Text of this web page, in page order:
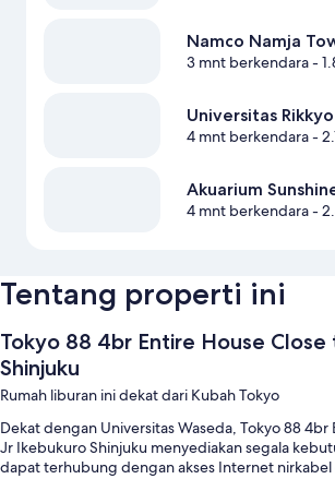
Namco Namja
3 mnt berkendara-
Universitas Rikkyo
4 mnt berkendara-
Akuarium
4 mnt berkendara-
Tentang properti ini
Tokyo 88 4br Entire House
Shinjuku
Rumah liburan ini dekat dari Kubah Tokyo
Dekat dengan Universitas Waseda, Tokyo 88 4br
Jr Ikebukuro Shinjuku menyediakan segala
dapat terhubung dengan akses Internet nirkabel